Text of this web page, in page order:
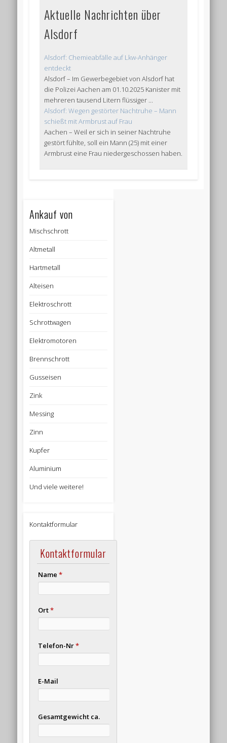
Aktuelle Nachrichten über
Alsdorf
Alsdorf: Chemieabfälle auf Lkw-Anhänger
entdeckt
Alsdorf – Im Gewerbegebiet von Alsdorf hat
die Polizei Aachen am 01.10.2025 Kanister mit
mehreren tausend Litern flüssiger ...
Alsdorf: Wegen gestörter Nachtruhe – Mann
schießt mit Armbrust auf Frau
Aachen – Weil er sich in seiner Nachtruhe
gestört fühlte, soll ein Mann (25) mit einer
Armbrust eine Frau niedergeschossen haben.
Ankauf von
Mischschrott
Altmetall
Hartmetall
Alteisen
Elektroschrott
Schrottwagen
Elektromotoren
Brennschrott
Gusseisen
Zink
Messing
Zinn
Kupfer
Aluminium
Und viele weitere!
Kontaktformular
Kontaktformular
Name *
Ort*
Telefon-Nr*
E-Mail
Gesamtgewicht ca.